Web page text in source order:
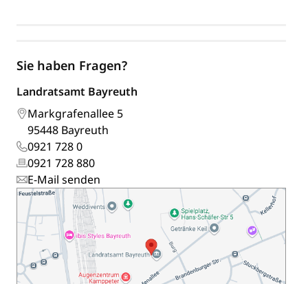
Sie haben Fragen?
Landratsamt Bayreuth
Markgrafenallee 5
95448 Bayreuth
0921 728 0
0921 728 880
E-Mail senden